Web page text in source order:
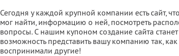
Сегодня у каждой крупной компании есть сайт,
мог найти, информацию о ней, посмотреть
вопросы. С нашим купоном создание сайта
возможность представить вашу компанию так,
воспринимали другие!